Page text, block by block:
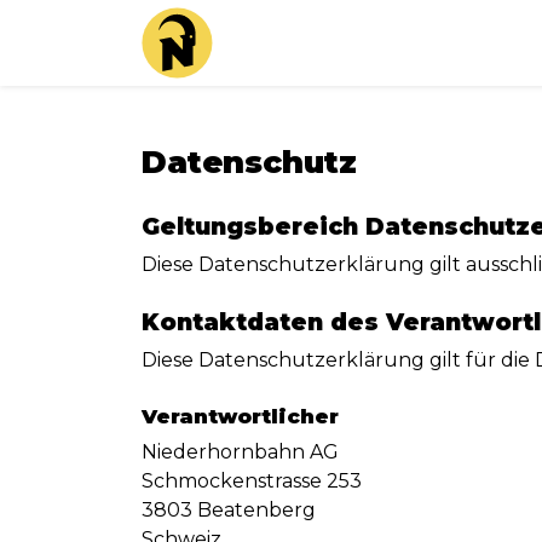
Datenschutz
Geltungsbereich
Diese Datenschutzerklärung gilt
Kontaktdaten des
Diese Datenschutzerklärung gilt für die
Verantwortlicher
Niederhornbahn AG
Schmockenstrasse 253
3803 Beatenberg